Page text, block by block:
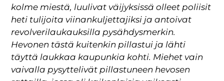
kolme miestä, luulivat väijyksissä olleet poliisit
heti tulijoita viinankuljettajiksi ja antoivat
revolverilaukauksilla pysähdysmerkin.
Hevonen tästä kuitenkin pillastui ja lähti
täyttä laukkaa kaupunkia kohti. Miehet vain
vaivalla pysyttelivät pillastuneen hevosen